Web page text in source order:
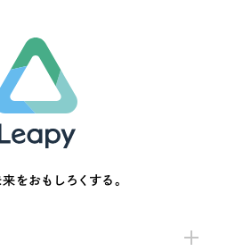
をおもしろくする。